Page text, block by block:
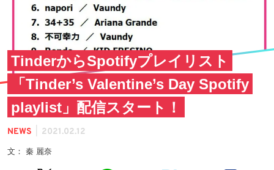
TinderからSpotifyプレイリスト
「Tinder’s Valentine’s Day Spotify
playlist」配信スタート！
NEWS 2021.02.12
文： 秦 麗奈